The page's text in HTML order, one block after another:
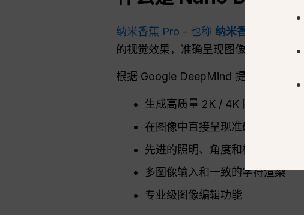
纳米香蕉 Pro - 也称 纳米香蕉 2 - 是
的视觉效果，准确呈现图像中的文字
根据 Google DeepMind 提供的信息和
生成高质量 2K / 4K 图像
在图像中直接呈现准确的多语言文
先进的照明、角度和构图控制
多图像输入和一致的字符渲染
专业级图像编辑功能